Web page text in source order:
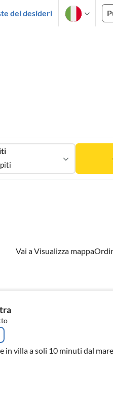
dei desideri
Vai a Visualizza mappa
in villa a soli 10 minuti dal mare